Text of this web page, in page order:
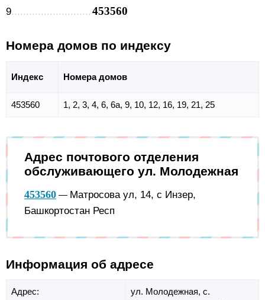
9 453560
Номера домов по индексу
Индекс Номера домов
453560 1, 2, 3, 4, 6, 6а, 9, 10, 12, 16, 19, 21, 25
Адрес почтового отделения
обслуживающего ул. Молодежная
453560 — Матросова ул, 14, с Инзер,
Башкортостан Респ
Информация об адресе
Адрес: ул. Молодежная, с.